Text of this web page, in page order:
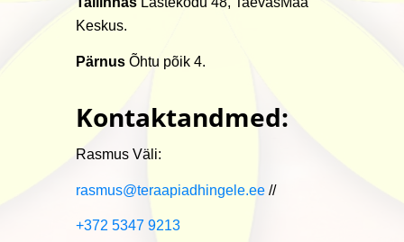
Keskus.
Pärnus Õhtu põik 4.
Kontaktandmed:
Rasmus Väli:
rasmus@teraapiadhingele.ee //
+372 5347 9213